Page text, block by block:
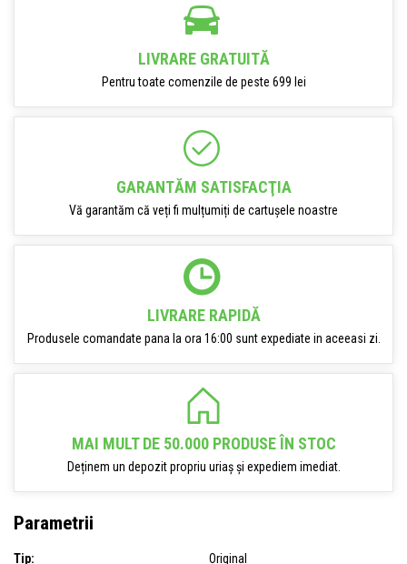
LIVRARE GRATUITĂ
Pentru toate comenzile de peste 699 lei
GARANTĂM SATISFACŢIA
Vă garantăm că veți fi mulțumiți de cartușele noastre
LIVRARE RAPIDĂ
Produsele comandate pana la ora 16:00 sunt expediate in aceeasi zi.
MAI MULT DE 50.000 PRODUSE ÎN STOC
Deținem un depozit propriu uriaș și expediem imediat.
Parametrii
Tip: Original